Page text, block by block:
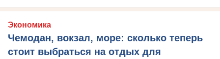
Экономика
Чемодан, вокзал, море: сколько теперь
стоит выбраться на отдых для